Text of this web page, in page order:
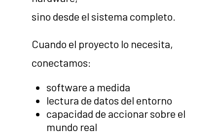
sino desde el sistema completo.
Cuando el proyecto lo necesita,
conectamos:
software a medida
lectura de datos del entorno
capacidad de accionar sobre el
mundo real